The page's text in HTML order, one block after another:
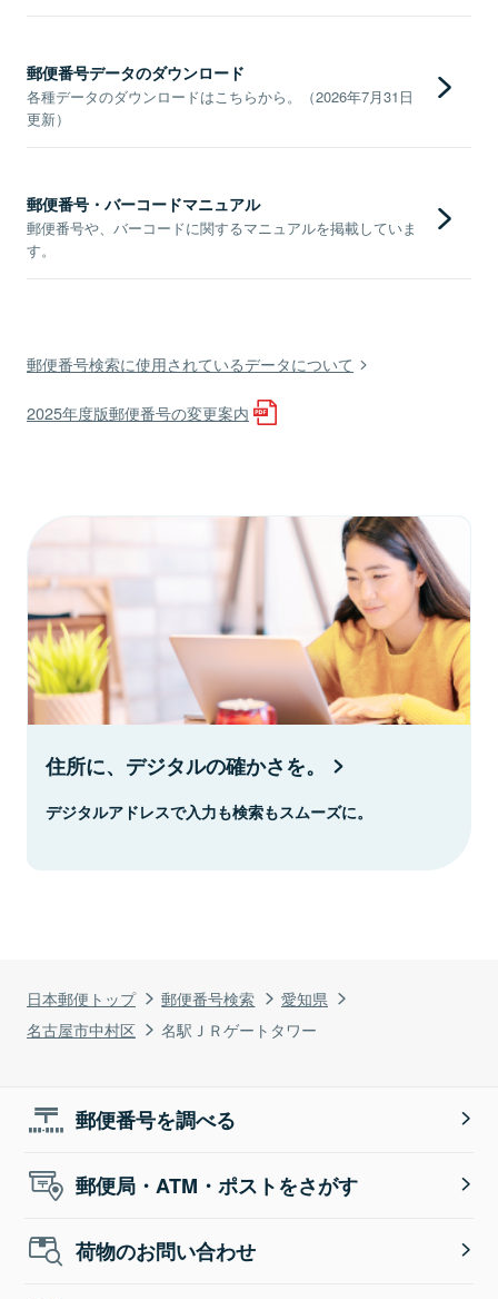
日本郵便トップ 郵便番号検索
愛知県
名古屋市中村区
名駅ＪＲゲートタワー
郵便番号データのダウンロード
各種データのダウンロードはこちらから。（2026年7月31日
更新）
郵便番号・バーコードマニュアル
郵便番号や、バーコードに関するマニュアルを掲載していま
す。
郵便番号検索に使用されているデータについて
2025年度版郵便番号の変更案内
住所に、デジタルの確かさを。
デジタルアドレスで入力も検索もスムーズに。
郵便番号を調べる
郵便局・ATM・ポストをさがす
荷物のお問い合わせ